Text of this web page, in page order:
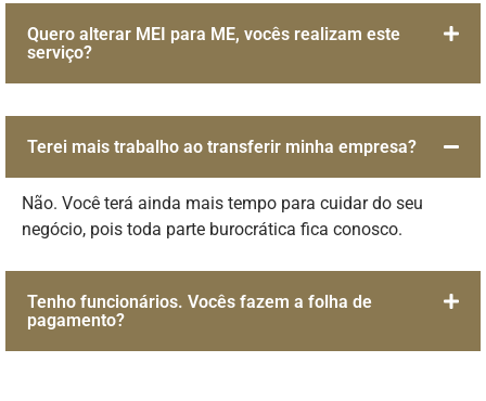
Quero alterar MEI para ME, vocês realizam este
serviço?
Terei mais trabalho ao transferir minha empresa?
Não. Você terá ainda mais tempo para cuidar do seu
negócio, pois toda parte burocrática fica conosco.
Tenho funcionários. Vocês fazem a folha de
pagamento?